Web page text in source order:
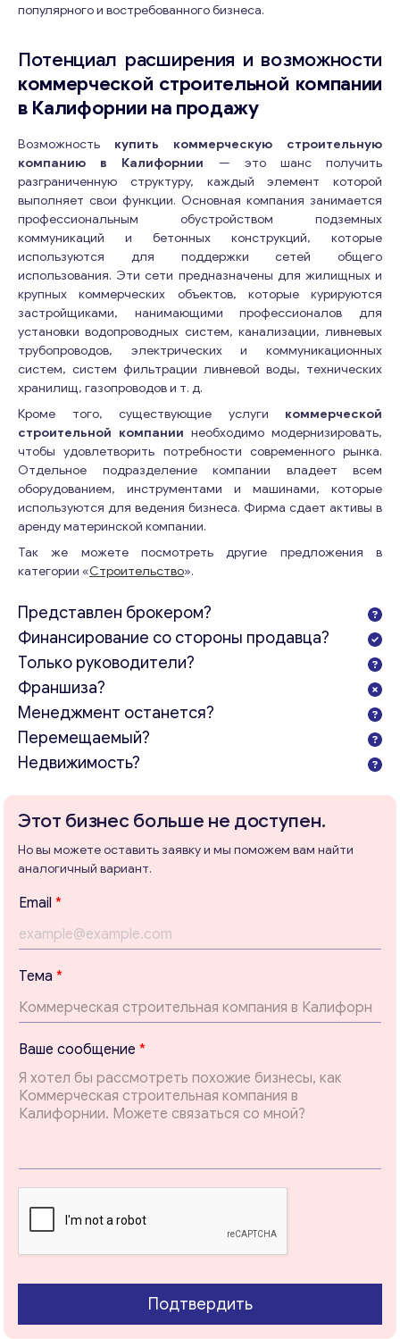
Консультация
ближайшее время.
Ваши комментарии*
Свяжитесь со мной
популярного и востребованного бизнеса.
Потенциал расширения и возможности
коммерческой строительной компании
в Калифорнии на продажу
Возможность купить коммерческую строительную
компанию в Калифорнии — это шанс получить
разграниченную структуру, каждый элемент которой
выполняет свои функции. Основная компания занимается
профессиональным обустройством подземных
коммуникаций и бетонных конструкций, которые
используются для поддержки сетей общего
использования. Эти сети предназначены для жилищных и
крупных коммерческих объектов, которые курируются
застройщиками, нанимающими профессионалов для
установки водопроводных систем, канализации, ливневых
трубопроводов, электрических и коммуникационных
систем, систем фильтрации ливневой воды, технических
хранилищ, газопроводов и т. д.
Кроме того, существующие услуги коммерческой
строительной компании необходимо модернизировать,
чтобы удовлетворить потребности современного рынка.
Отдельное подразделение компании владеет всем
оборудованием, инструментами и машинами, которые
используются для ведения бизнеса. Фирма сдает активы в
аренду материнской компании.
Так же можете посмотреть другие предложения в
категории «Строительство».
Представлен брокером?
Финансирование со стороны продавца?
Только руководители?
Франшиза?
Менеджмент останется?
Перемещаемый?
Недвижимость?
Этот бизнес больше не доступен.
Но вы можете оставить заявку и мы поможем вам найти
аналогичный вариант.
Email *
Тема *
В
а
ш
е
*
м
а
Ваше сообщение *
Подтвердить